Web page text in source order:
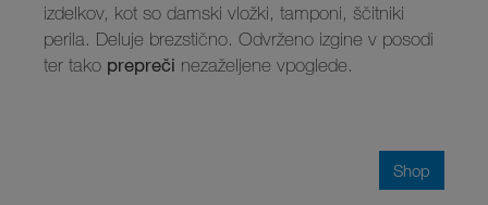
Shop
izdelkov, kot so damski vložki, tamponi, ščitniki
perila. Deluje brezstično. Odvrženo izgine v posodi
ter tako prepreči nezaželjene vpoglede.